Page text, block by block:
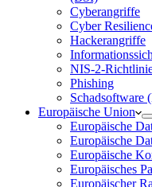
Cyberangriffe
Cyber
Hackerangriffe
NIS-2-
Phishing
Schadsoftware
Europäische Union
Europäische
Europäische
Europäische
Europäisches
Europäischer